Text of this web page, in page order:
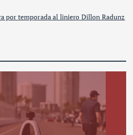
por temporada al liniero Dillon Radunz